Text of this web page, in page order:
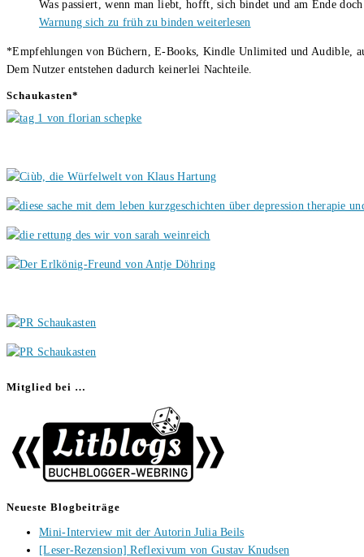
Was passiert, wenn man liebt, hofft, sich bindet und am Ende
Warnung sich zu früh zu bindenweiterlesen
*Empfehlungen von Büchern, E-Books, Kindle Unlimited und Audible,
Dem Nutzer entstehen dadurch keinerlei Nachteile.
Schaukasten*
Mitglied bei …
Neueste Blogbeiträge
Mini-Interview mit der Autorin Julia Beils
[Leser-Rezension] Reflexivum von Gustav Knudsen